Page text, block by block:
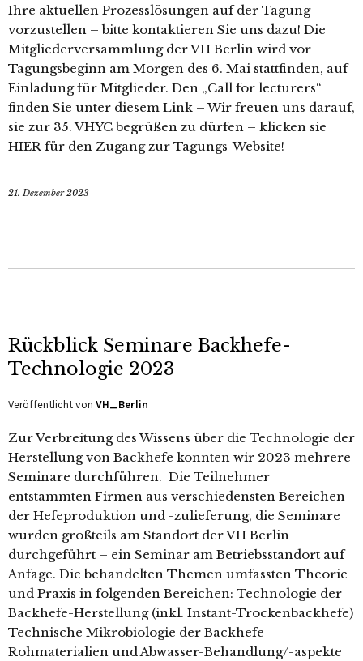
Ihre aktuellen Prozesslösungen auf der Tagung
vorzustellen – bitte kontaktieren Sie uns dazu! Die
Mitgliederversammlung der VH Berlin wird vor
Tagungsbeginn am Morgen des 6. Mai stattfinden, auf
Einladung für Mitglieder. Den „Call for lecturers“
finden Sie unter diesem Link – Wir freuen uns darauf,
sie zur 35. VHYC begrüßen zu dürfen – klicken sie
HIER für den Zugang zur Tagungs-Website!
21. Dezember 2023
Rückblick Seminare Backhefe-
Technologie 2023
Veröffentlicht von VH_Berlin
Zur Verbreitung des Wissens über die Technologie der
Herstellung von Backhefe konnten wir 2023 mehrere
Seminare durchführen. Die Teilnehmer
entstammten Firmen aus verschiedensten Bereichen
der Hefeproduktion und -zulieferung, die Seminare
wurden großteils am Standort der VH Berlin
durchgeführt – ein Seminar am Betriebsstandort auf
Anfage. Die behandelten Themen umfassten Theorie
und Praxis in folgenden Bereichen: Technologie der
Backhefe-Herstellung (inkl. Instant-Trockenbackhefe)
Technische Mikrobiologie der Backhefe
Rohmaterialien und Abwasser-Behandlung/-aspekte